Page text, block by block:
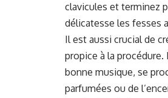
clavicules et terminez
délicatesse les fesses
Il est aussi crucial de
propice à la
bonne musique, se
parfumées ou de